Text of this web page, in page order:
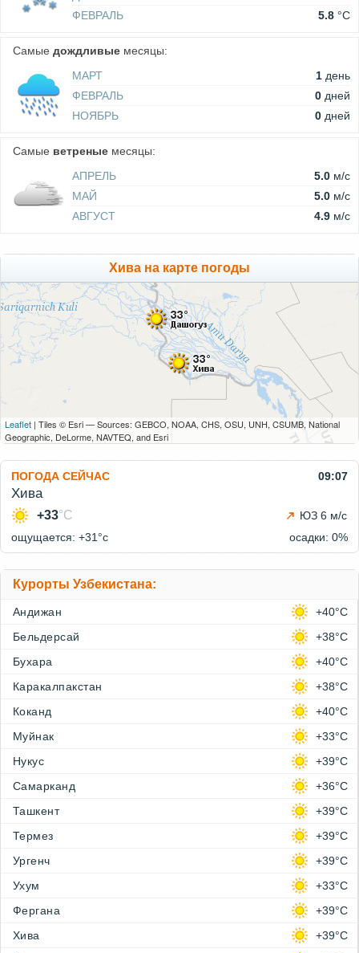
ФЕВРАЛЬ
5.8 °C
Самые дождливые месяцы:
МАРТ
1 день
ФЕВРАЛЬ
0 дней
НОЯБРЬ
0 дней
Самые ветреные месяцы:
АПРЕЛЬ
5.0 м/c
МАЙ
5.0 м/c
АВГУСТ
4.9 м/c
Хива на карте погоды
Leaflet | Tiles © Esri — Sources: GEBCO, NOAA, CHS, OSU, UNH, CSUMB, National
Geographic, DeLorme, NAVTEQ, and Esri
ПОГОДА СЕЙЧАС 09:07
Хива
+33°C
ЮЗ 6 м/с
ощущается: +31°c
осадки: 0%
Курорты Узбекистана:
Андижан
+40°C
Бельдерсай
+38°C
Бухара
+40°C
Каракалпакстан
+38°C
Коканд
+40°C
Муйнак
+33°C
Нукус
+39°C
Самарканд
+36°C
Ташкент
+39°C
Термез
+39°C
Ургенч
+39°C
Ухум
+33°C
Фергана
+39°C
Хива
+39°C